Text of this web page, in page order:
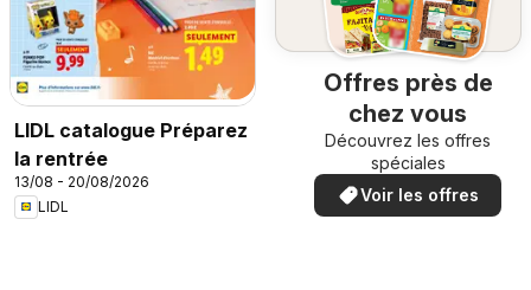
LIDL catalogue Préparez
la rentrée
13/08 - 20/08/2026
LIDL
Offres près de
chez vous
Découvrez les offres
spéciales
Voir les offres